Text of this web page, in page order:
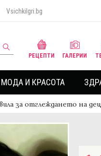
VsichkiIgri.bg
РЕЦЕПТИ ГАЛЕРИИ
МОДА И КРАСОТА
за отглеждането на